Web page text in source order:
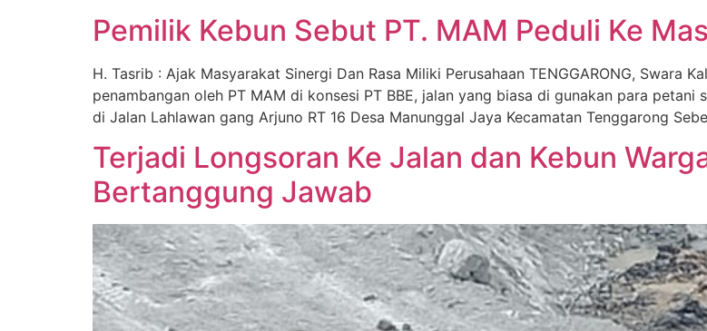
Pemilik Kebun Sebut PT. MAM Peduli Ke
H. Tasrib : Ajak Masyarakat Sinergi Dan Rasa Miliki Perusahaan TENGGARONG, Swara
penambangan oleh PT MAM di konsesi PT BBE, jalan yang biasa di gunakan para
di Jalan Lahlawan gang Arjuno RT 16 Desa Manunggal Jaya Kecamatan Tenggarong
Terjadi Longsoran Ke Jalan dan Kebun
Bertanggung Jawab